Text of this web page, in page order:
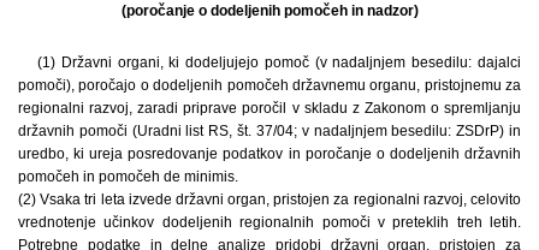
(poročanje o dodeljenih pomočeh in nadzor)
(1) Državni organi, ki dodeljujejo pomoč (v nadaljnjem besedilu: dajalci
pomoči), poročajo o dodeljenih pomočeh državnemu organu, pristojnemu za
regionalni razvoj, zaradi priprave poročil v skladu z Zakonom o spremljanju
državnih pomoči (Uradni list RS, št. 37/04; v nadaljnjem besedilu: ZSDrP) in
uredbo, ki ureja posredovanje podatkov in poročanje o dodeljenih državnih
pomočeh in pomočeh de minimis.
(2) Vsaka tri leta izvede državni organ, pristojen za regionalni razvoj, celovito
vrednotenje učinkov dodeljenih regionalnih pomoči v preteklih treh letih.
Potrebne podatke in delne analize pridobi državni organ, pristojen za